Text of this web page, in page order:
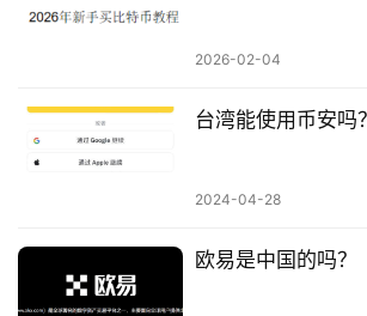
2026-02-04
台湾能使用币安吗？
2024-04-28
欧易是中国的吗？